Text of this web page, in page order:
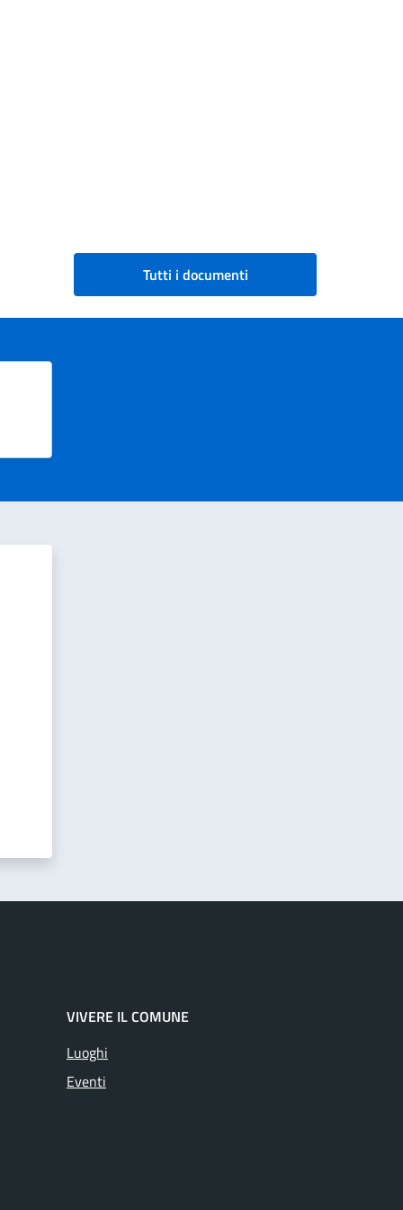
Tutti i documenti
VIVERE IL COMUNE
Luoghi
Eventi